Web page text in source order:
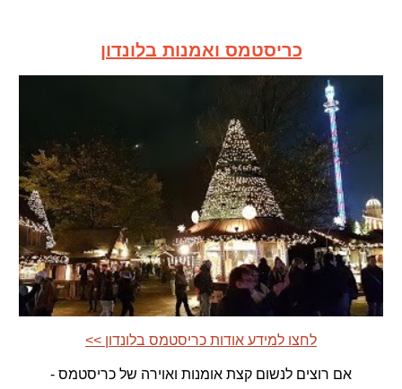
כריסטמס ואמנות בלונדון
<< לחצו למידע אודות כריסטמס בלונדון
אם רוצים לנשום קצת אומנות ואוירה של כריסטמס -